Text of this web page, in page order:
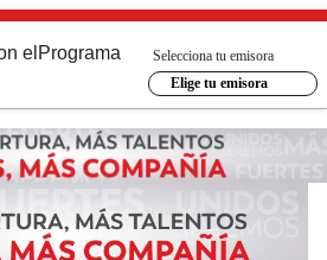
el Programa
Selecciona tu emisora
Elige tu emisora